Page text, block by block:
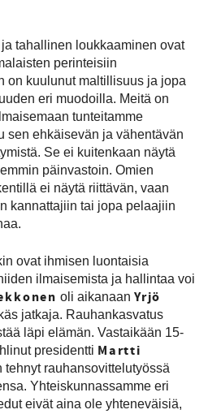
tahallinen loukkaaminen ovat
perinteisiin
on kuulunut maltillisuus ja jopa
eri muodoilla. Meitä on
tunteitamme
sen ehkäisevän ja vähentävän
Se ei kuitenkaan näytä
päinvastoin. Omien
ei näytä riittävän, vaan
kannattajiin tai jopa pelaajiin
ovat ihmisen luontaisia
ilmaisemista ja hallintaa voi
oli aikanaan Yrjö
jatkaja. Rauhankasvatus
läpi elämän. Vastaikään 15-
presidentti Martti
tehnyt rauhansovittelutyössä
Yhteiskunnassamme eri
eivät aina ole yhteneväisiä,